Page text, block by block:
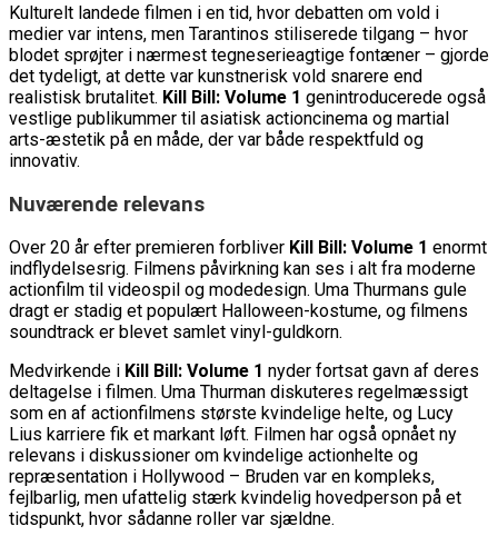
Kulturelt landede filmen i en tid, hvor debatten om vold i
medier var intens, men Tarantinos stiliserede tilgang – hvor
blodet sprøjter i nærmest tegneserieagtige fontæner – gjorde
det tydeligt, at dette var kunstnerisk vold snarere end
realistisk brutalitet. Kill Bill: Volume 1 genintroducerede også
vestlige publikummer til asiatisk actioncinema og martial
arts-æstetik på en måde, der var både respektfuld og
innovativ.
Nuværende relevans
Over 20 år efter premieren forbliver Kill Bill: Volume 1 enormt
indflydelsesrig. Filmens påvirkning kan ses i alt fra moderne
actionfilm til videospil og modedesign. Uma Thurmans gule
dragt er stadig et populært Halloween-kostume, og filmens
soundtrack er blevet samlet vinyl-guldkorn.
Medvirkende i Kill Bill: Volume 1 nyder fortsat gavn af deres
deltagelse i filmen. Uma Thurman diskuteres regelmæssigt
som en af actionfilmens største kvindelige helte, og Lucy
Lius karriere fik et markant løft. Filmen har også opnået ny
relevans i diskussioner om kvindelige actionhelte og
repræsentation i Hollywood – Bruden var en kompleks,
fejlbarlig, men ufattelig stærk kvindelig hovedperson på et
tidspunkt, hvor sådanne roller var sjældne.